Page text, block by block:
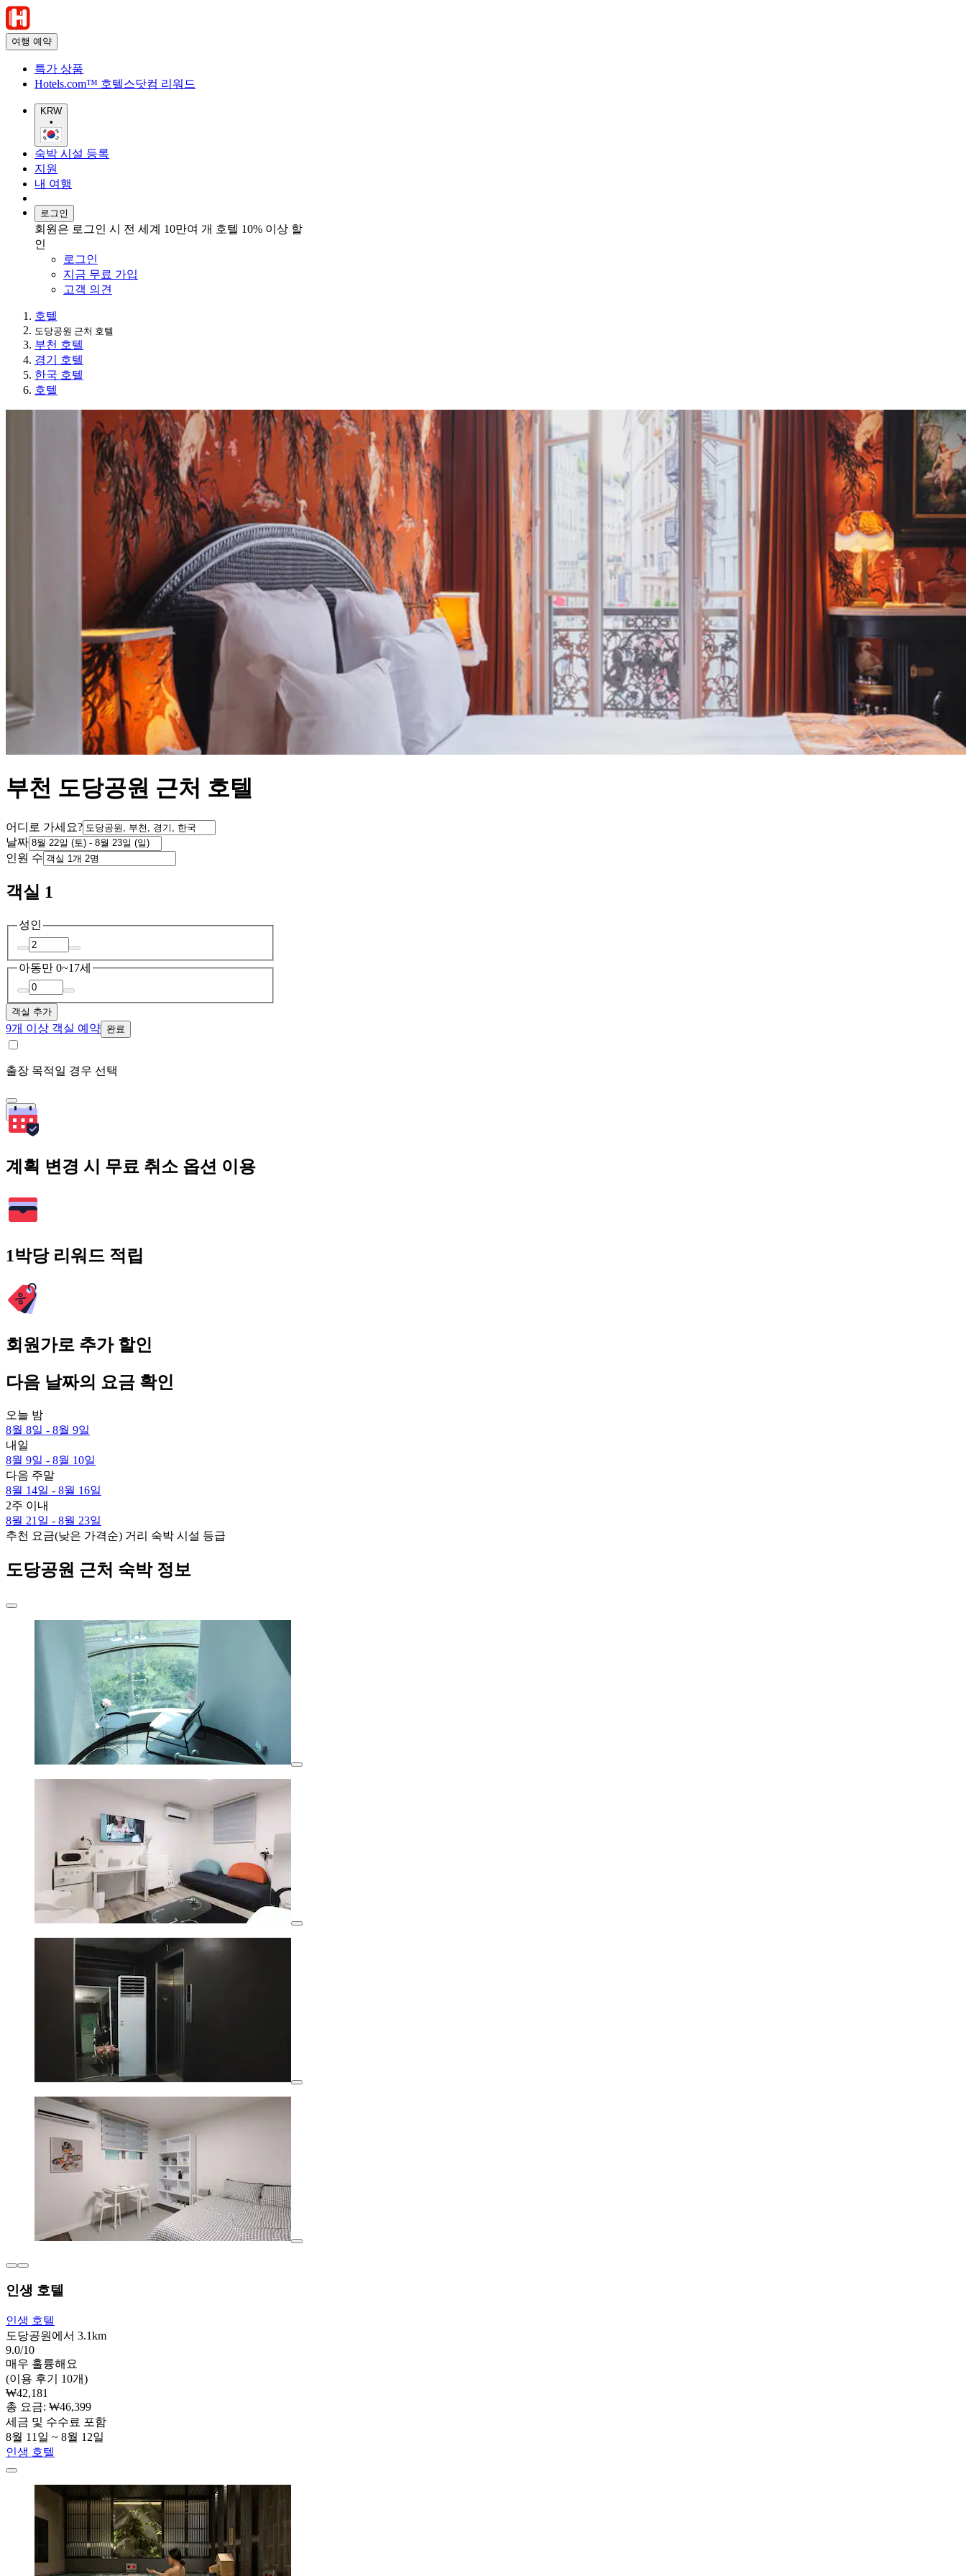
여행 예약
특가 상품
Hotels.com™ 호텔스닷컴 리워드
KRW
•
숙박 시설 등록
지원
내 여행
로그인
회원은 로그인 시 전 세계 10만여 개 호텔 10% 이상 할
인
로그인
지금 무료 가입
고객 의견
호텔
도당공원 근처 호텔
부천 호텔
경기 호텔
한국 호텔
호텔
부천 도당공원 근처 호텔
어디로 가세요?
날짜
인원 수
객실 1
성인
아동만 0~17세
객실 추가
9개 이상 객실 예약 완료
출장 목적일 경우 선택
검색
계획 변경 시 무료 취소 옵션 이용
1박당 리워드 적립
회원가로 추가 할인
다음 날짜의 요금 확인
오늘 밤
8월 8일 - 8월 9일
내일
8월 9일 - 8월 10일
다음 주말
8월 14일 - 8월 16일
2주 이내
8월 21일 - 8월 23일
추천 요금(낮은 가격순) 거리 숙박 시설 등급
도당공원 근처 숙박 정보
인생 호텔
인생 호텔
도당공원에서 3.1km
9.0/10
매우 훌륭해요
(이용 후기 10개)
₩42,181
총 요금: ₩46,399
세금 및 수수료 포함
8월 11일 ~ 8월 12일
인생 호텔